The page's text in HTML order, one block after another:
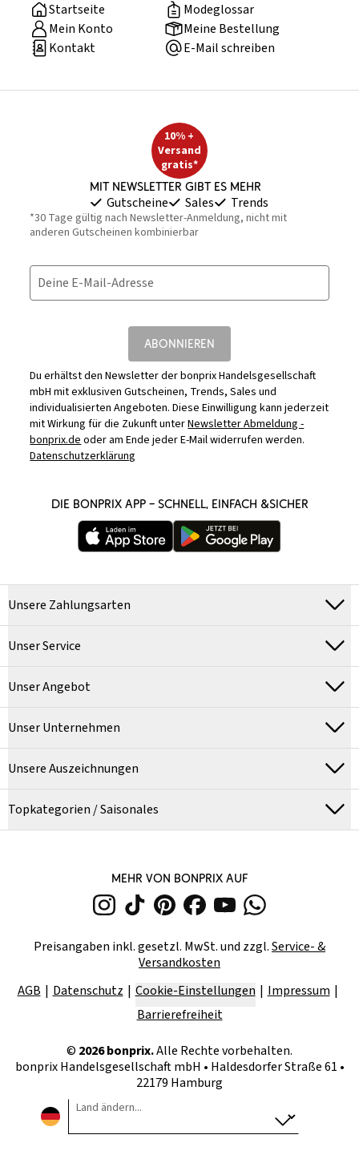
Startseite
Modeglossar
Mein Konto
Meine Bestellung
Kontakt
E-Mail schreiben
10% +
Versand
gratis*
Mit Newsletter gibt es mehr
Gutscheine Sales Trends
*30 Tage gültig nach Newsletter-Anmeldung, nicht mit
anderen Gutscheinen kombinierbar
Deine E-Mail-Adresse
ABONNIEREN
Du erhältst den Newsletter der bonprix Handelsgesellschaft
mbH mit exklusiven Gutscheinen, Trends, Sales und
individualisierten Angeboten. Diese Einwilligung kann jederzeit
mit Wirkung für die Zukunft unterNewsletter Abmeldung -
bonprix.deoder am Ende jeder E-Mail widerrufen werden.
Datenschutzerklärung
DIE BONPRIX APP – SCHNELL, EINFACH &SICHER
Unsere Zahlungsarten
Unser Service
Unser Angebot
Unser Unternehmen
Unsere Auszeichnungen
Topkategorien / Saisonales
MEHR VON BONPRIX AUF
Preisangaben inkl. gesetzl. MwSt. und zzgl.Service- &
Versandkosten
AGB
Datenschutz Cookie-Einstellungen
Impressum
Barrierefreiheit
© 2026bonprix.Alle Rechte vorbehalten.
bonprix Handelsgesellschaft mbH • Haldesdorfer Straße 61 •
22179 Hamburg
Land ändern...